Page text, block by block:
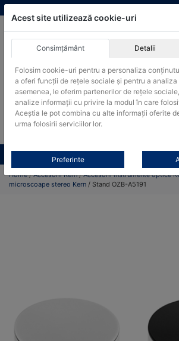
Skip
to
ACHIZITII PUBLICE
Produsele pot fi achizitionate si in
Products
search
Toate produsele
Home/Accesorii Kern/Accesorii instrumente optice
microscoape stereo Kern / Stand OZB-A5191
Acest site utilizează cookie-uri
Consimțământ Detalii
Folosim cookie-uri pentru a personaliza
a oferi funcții de rețele sociale și pentru a
asemenea, le oferim partenerilor de rețele
analize informații cu privire la modul în care
Aceștia le pot combina cu alte informații oferite
urma folosirii serviciilor lor.
Preferinte